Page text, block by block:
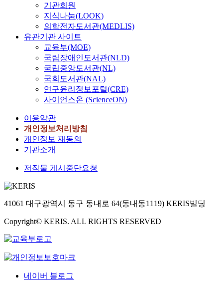
기관회원
지식나눔(LOOK)
의학전자도서관(MEDLIS)
유관기관 사이트
교육부(MOE)
국립장애인도서관(NLD)
국립중앙도서관(NL)
국회도서관(NAL)
연구윤리정보포털(CRE)
사이언스온 (ScienceON)
이용약관
개인정보처리방침
개인정보 재동의
기관소개
저작물 게시중단요청
41061 대구광역시 동구 동내로 64(동내동1119) KERIS빌딩
Copyright© KERIS. ALL RIGHTS RESERVED
네이버 블로그